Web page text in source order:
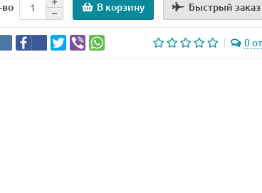
во В корзину Быстрый заказ
0